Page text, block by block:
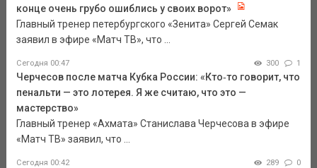
конце очень грубо ошиблись у своих ворот»
Главный тренер петербургского «Зенита» Сергей Семак
заявил в эфире «Матч ТВ», что ...
Сегодня 00:47 300 1
Черчесов после матча Кубка России: «Кто‑то говорит, что
пенальти — это лотерея. Я же считаю, что это —
мастерство»
Главный тренер «Ахмата» Станислава Черчесова в эфире
«Матч ТВ» заявил, что ...
Сегодня 00:42 289 0